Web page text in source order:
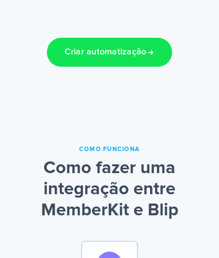
Criar automatização
COMO FUNCIONA
Como fazer uma
integração entre
MemberKit e Blip